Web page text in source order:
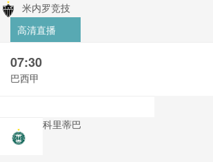
米内罗竞技
高清直播
07:30
巴西甲
科里蒂巴